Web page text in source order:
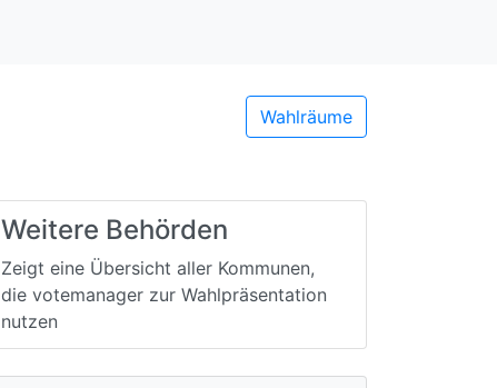
Wahlräume
Weitere Behörden
Zeigt eine Übersicht aller Kommunen,
die votemanager zur Wahlpräsentation
nutzen